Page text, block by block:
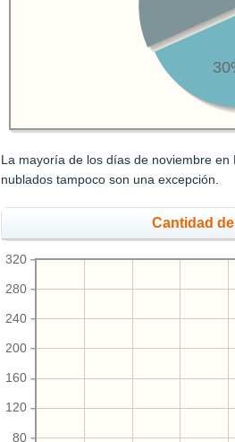
La mayoría de los días de noviembre
nublados tampoco son una excepción.
Cantidad
80
120
160
200
240
280
320